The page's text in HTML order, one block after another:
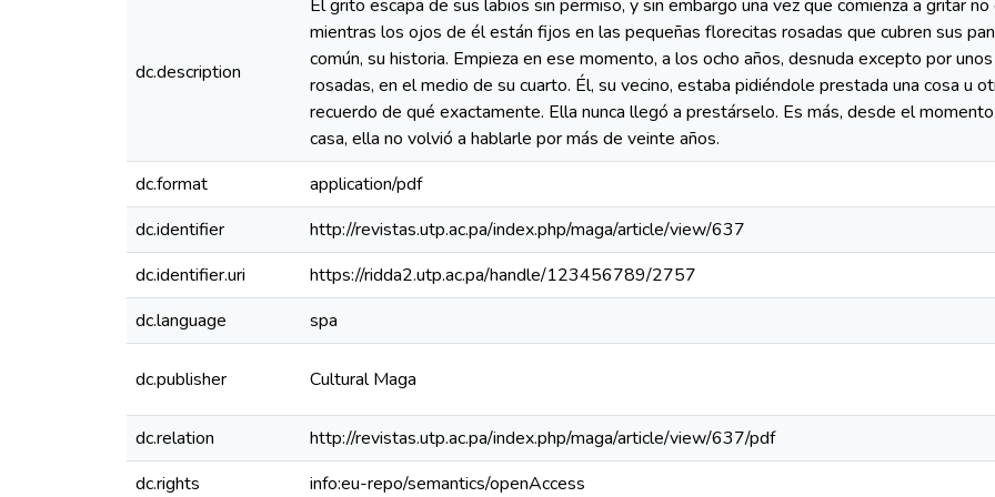
dc.description
El grito escapa de sus labios sin permiso, y sin embargo una vez que comienza a gritar
mientras los ojos de él están fijos en las pequeñas florecitas rosadas que cubren sus
común, su historia. Empieza en ese momento, a los ocho años, desnuda excepto por
rosadas, en el medio de su cuarto. Él, su vecino, estaba pidiéndole prestada una cosa u
recuerdo de qué exactamente. Ella nunca llegó a prestárselo. Es más, desde el
casa, ella no volvió a hablarle por más de veinte años.
dc.format
application/pdf
dc.identifier
http://revistas.utp.ac.pa/index.php/maga/article/view/637
dc.identifier.uri
https://ridda2.utp.ac.pa/handle/123456789/2757
dc.language
spa
dc.publisher Cultural Maga
dc.relation
http://revistas.utp.ac.pa/index.php/maga/article/view/637/pdf
dc.rights
info:eu-repo/semantics/openAccess